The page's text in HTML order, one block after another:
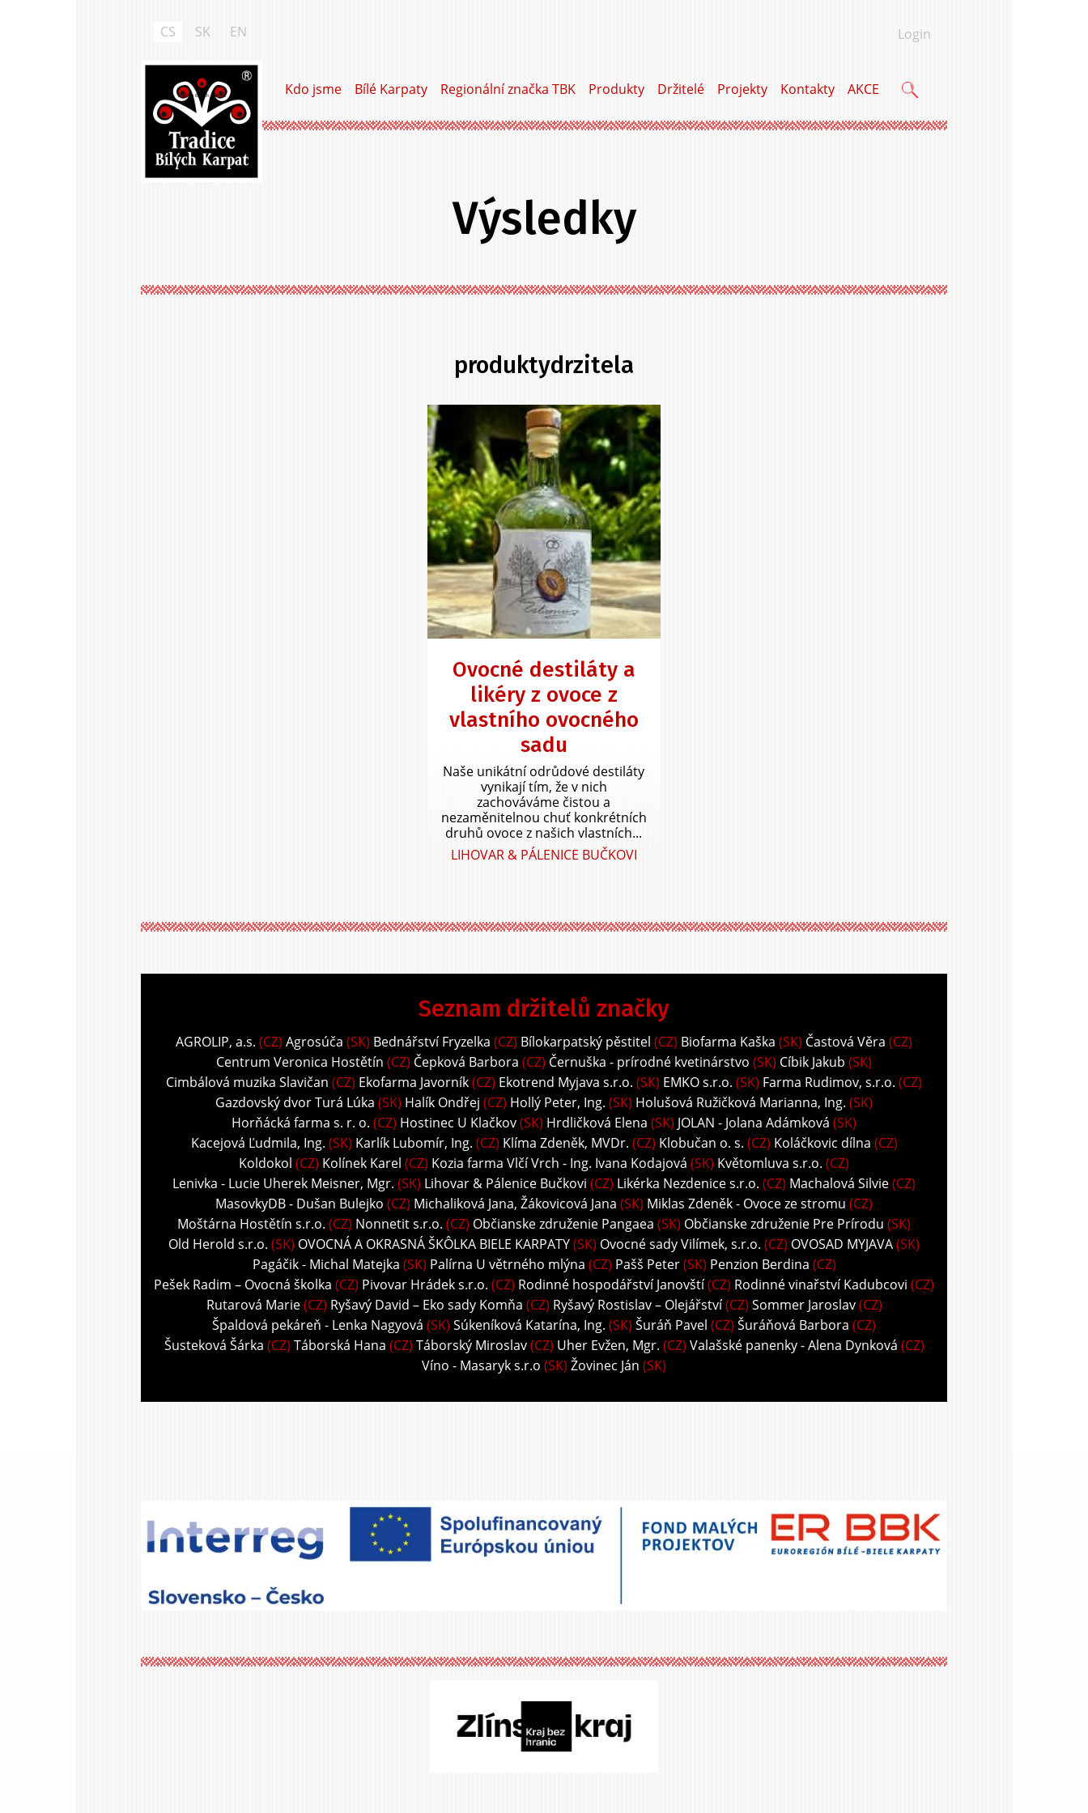
Tradice Bílých Karpat
Login
Kdo jsme Bílé Karpaty Regionální značka TBK Produkty Držitelé Projekty Kontakty AKCE
CS SK EN
Výsledky
produktydrzitela
Ovocné destiláty a
likéry z ovoce z
vlastního ovocného
sadu
Naše unikátní odrůdové destiláty
vynikají tím, že v nich
zachováváme čistou a
nezaměnitelnou chuť konkrétních
druhů ovoce z našich vlastních...
LIHOVAR & PÁLENICE BUČKOVI
Seznam držitelů značky
AGROLIP, a.s. (CZ) Agrosúča (SK) Bednářství Fryzelka (CZ) Bílokarpatský pěstitel (CZ) Biofarma Kaška (SK) Častová Věra (CZ)
Centrum Veronica Hostětín (CZ) Čepková Barbora (CZ) Černuška - prírodné kvetinárstvo (SK) Cíbik Jakub (SK)
Cimbálová muzika Slavičan (CZ) Ekofarma Javorník(CZ) Ekotrend Myjava s.r.o. (SK) EMKO s.r.o. (SK) Farma Rudimov, s.r.o. (CZ)
Gazdovský dvor Turá Lúka (SK) Halík Ondřej (CZ) Hollý Peter, Ing. (SK) Holušová Ružičková Marianna, Ing. (SK)
Horňácká farma s. r. o. (CZ) Hostinec U Klačkov(SK) Hrdličková Elena (SK) JOLAN - Jolana Adámková (SK)
Kacejová Ľudmila, Ing. (SK) Karlík Lubomír, Ing. (CZ) Klíma Zdeněk, MVDr. (CZ) Klobučan o. s. (CZ) Koláčkovic dílna (CZ)
Koldokol (CZ) Kolínek Karel (CZ) Kozia farma Vlčí Vrch - Ing. Ivana Kodajová (SK) Květomluva s.r.o. (CZ)
Lenivka - Lucie Uherek Meisner, Mgr. (SK) Lihovar & Pálenice Bučkovi (CZ) Likérka Nezdenice s.r.o. (CZ) Machalová Silvie(CZ)
MasovkyDB - Dušan Bulejko (CZ) Michaliková Jana, Žákovicová Jana (SK) Miklas Zdeněk - Ovoce ze stromu (CZ)
Moštárna Hostětín s.r.o. (CZ) Nonnetit s.r.o. (CZ) Občianske združenie Pangaea (SK) Občianske združenie Pre Prírodu (SK)
Old Herold s.r.o. (SK) OVOCNÁ A OKRASNÁ ŠKÔLKA BIELE KARPATY(SK) Ovocné sady Vilímek, s.r.o. (CZ) OVOSAD MYJAVA(SK)
Pagáčik - Michal Matejka (SK) Palírna U větrného mlýna (CZ) Pašš Peter(SK) Penzion Berdina (CZ)
Pešek Radim – Ovocná školka (CZ) Pivovar Hrádek s.r.o. (CZ) Rodinné hospodářství Janovští(CZ) Rodinné vinařství Kadubcovi (CZ)
Rutarová Marie(CZ) Ryšavý David – Eko sady Komňa (CZ) Ryšavý Rostislav – Olejářství(CZ) Sommer Jaroslav(CZ)
Špaldová pekáreň - Lenka Nagyová (SK) Súkeníková Katarína, Ing. (SK) Šuráň Pavel (CZ) Šuráňová Barbora (CZ)
Šusteková Šárka (CZ) Táborská Hana (CZ) Táborský Miroslav(CZ) Uher Evžen, Mgr. (CZ) Valašské panenky - Alena Dynková (CZ)
Víno - Masaryk s.r.o (SK) Žovinec Ján (SK)